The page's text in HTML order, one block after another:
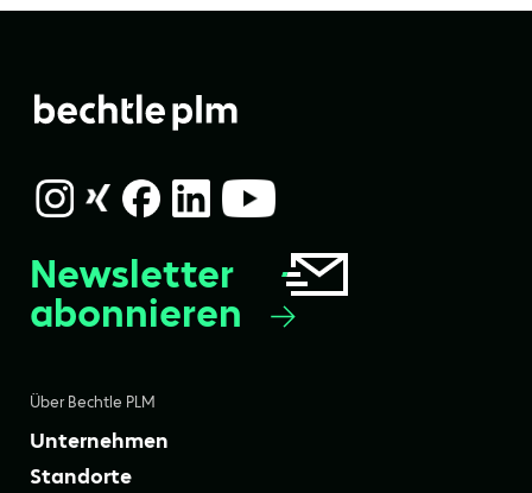
Über Bechtle PLM
Unternehmen
Standorte
Newsletter
abonnieren